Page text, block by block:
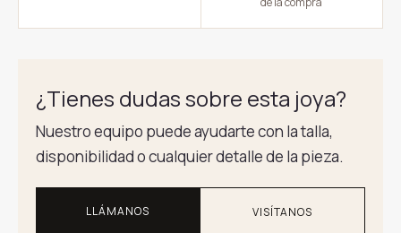
¿Tienes dudas sobre esta joya?
Nuestro equipo puede ayudarte con la talla,
disponibilidad o cualquier detalle de la pieza.
LLÁMANOS VISÍTANOS